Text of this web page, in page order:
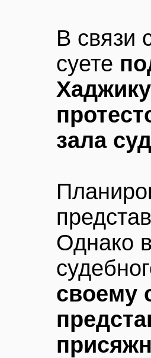
В связи
суете
зала
Однако
своему